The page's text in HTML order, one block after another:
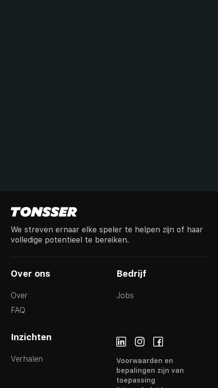
We streven ernaar elke speler te helpen zijn of haar
volledige potentieel te bereiken.
Over ons
Over
FAQ
Bedrijf
Jobs
Inzichten
Verhalen
Voorwaarden en
bepalingen zijn van
toepassing